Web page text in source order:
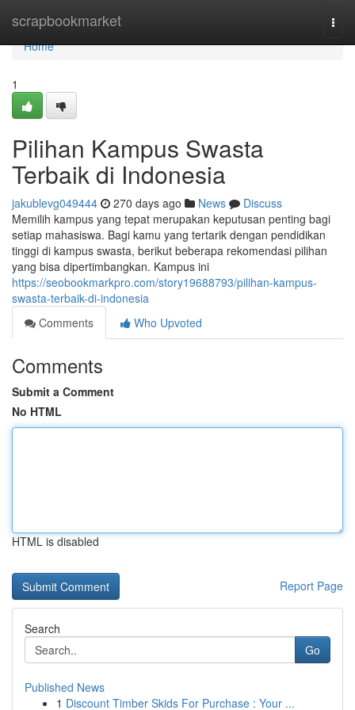
scrapbookmarket
Home
Home
1
Pilihan Kampus Swasta
Terbaik di Indonesia
jakublevg049444 270 days ago News
Discuss
Memilih kampus yang tepat merupakan keputusan penting bagi
setiap mahasiswa. Bagi kamu yang tertarik dengan pendidikan
tinggi di kampus swasta, berikut beberapa rekomendasi pilihan
yang bisa dipertimbangkan. Kampus ini
https://seobookmarkpro.com/story19688793/pilihan-kampus-
swasta-terbaik-di-indonesia
Comments
Who Upvoted
Comments
Submit a Comment
No HTML
HTML is disabled
Report Page
Search
Go
Published News
1 Discount Timber Skids For Purchase : Your ...